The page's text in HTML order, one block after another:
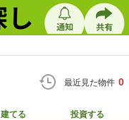
最近見た物件 0
建てる 投資する